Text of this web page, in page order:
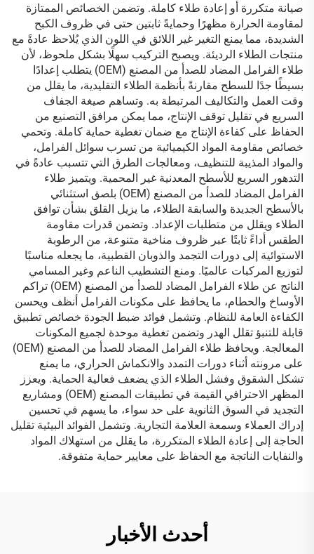
صيانة متكررة أو إعادة طلاء كاملة. وتضمن الخصائص الممتازة
لمقاومة الحرارة مظهرًا وحمايةً ثابتين حتى في ظروف الكبح
الشديدة، مما يمنع التغير غير اللائق في اللون الذي يُلاحظ عادةً مع
منتجات الطلاء الرديئة. ويصبح التركيب سهلًا بشكل ملحوظ، لأن
طلاء الفرامل المضاد للصدأ من المصنع (OEM) يتطلب إعدادًا
بسيطًا جدًا للسطح مقارنةً بأنظمة الطلاء التقليدية، ما يقلل من
وقت العمل والتكاليف المرتبطة به. وتساهم صيغة الجفاف
السريع في تقليل توقف الإنتاج، مما يمكن مرافق التصنيع من
الحفاظ على كفاءة الإنتاج مع ضمان تغطية حماية كاملة. وتحمي
خصائص مقاومة المواد الكيميائية من تسرب سوائل الفرامل،
والمواد المذيبة للتنظيف، ومعالجات الطرق التي تتسبب عادةً في
التدهور السريع للأسطح المعدنية غير المحمية. ويتميز طلاء
الفرامل المضاد للصدأ من المصنع (OEM) بلصق استثنائي
بالأسطح الجديدة والسابقة الطلاء، ما يزيل القلق بشأن توافق
الطلاء ويقلل من متطلبات الإعداد. وتضمن قدرات مقاومة
الطقس أداءً ثابتًا عبر ظروف مناخية متنوعة، من الرطوبة
الاستوائية إلى دورات التجمد والذوبان القطبية، ما يجعله مناسبًا
لتوزيع المركبات عالميًا. ومنع التشطيب الناعم وغير المسامي
الناتج عن طلاء الفرامل المضاد للصدأ من المصنع (OEM) تراكم
الأوساخ والحطام، ما يحافظ على مكونات الفرامل أنظف ويحسن
الكفاءة العامة للنظام. وتشمل فوائد ضبط الجودة خصائص تطبيق
قابلة للتنبؤ تقلل الهدر وتضمن تغطية موحدة لجميع المكونات
المعالجة. ويحافظ طلاء الفرامل المضاد للصدأ من المصنع (OEM)
على مرونته أثناء دورات التمدد والانكماش الحراري، ما يمنع
تشكل الشقوق وفشل الطلاء الذي يضعف فعالية الحماية. ويعزز
المظهر الاحترافي القيمة في تطبيقات المصنع (OEM) ومشاريع
التجديد في السوق الثانوية على حد سواء، ما يسهم في تحسين
إدراك العملاء وسمعة العلامة التجارية. وتشمل الفوائد البيئية تقليل
الحاجة إلى إعادة الطلاء المتكررة، ما يقلل من استهلاك المواد
والنفايات الناتجة مع الحفاظ على معايير حماية متفوقة.
أحدث الأخبار